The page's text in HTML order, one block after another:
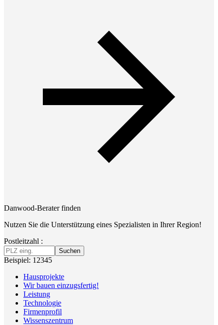
Danwood-Berater finden
Nutzen Sie die Unterstützung eines Spezialisten in Ihrer Region!
Postleitzahl :
Suchen
Beispiel: 12345
Hausprojekte
Wir bauen einzugsfertig!
Leistung
Technologie
Firmenprofil
Wissenszentrum